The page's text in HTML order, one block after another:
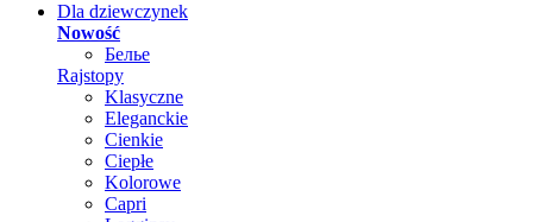
Dla dziewczynek
Nowość
Белье
Rajstopy
Klasyczne
Eleganckie
Cienkie
Ciepłe
Kolorowe
Capri